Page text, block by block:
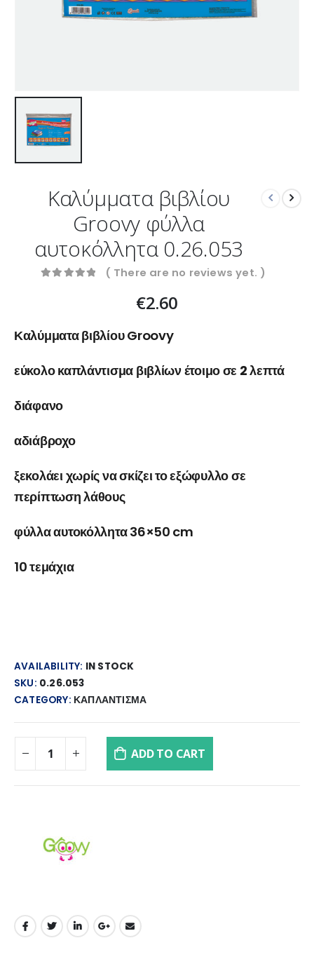
Καλύμματα βιβλίου
Groovy φύλλα
αυτοκόλλητα 0.26.053
( There are no reviews yet. )
€2.60
Καλύμματα βιβλίου Groovy
εύκολο καπλάντισμα βιβλίωνέτοιμο σε 2 λεπτά
διάφανο
αδιάβροχο
ξεκολάει χωρίς να σκίζει το εξώφυλλο σε
περίπτωση λάθους
φύλλα αυτοκόλλητα 36×50 cm
10 τεμάχια
AVAILABILITY: IN STOCK
SKU: 0.26.053
CATEGORY: ΚΑΠΛΑΝΤΙΣΜΑ
ADD TO CART